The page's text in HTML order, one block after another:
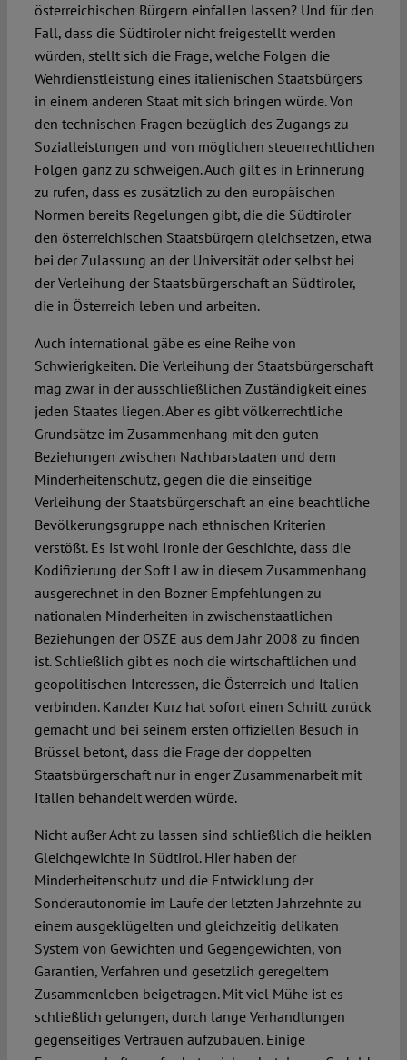
österreichischen Bürgern einfallen lassen? Und für den
Fall, dass die Südtiroler nicht freigestellt werden
würden, stellt sich die Frage, welche Folgen die
Wehrdienstleistung eines italienischen Staatsbürgers
in einem anderen Staat mit sich bringen würde. Von
den technischen Fragen bezüglich des Zugangs zu
Sozialleistungen und von möglichen steuerrechtlichen
Folgen ganz zu schweigen. Auch gilt es in Erinnerung
zu rufen, dass es zusätzlich zu den europäischen
Normen bereits Regelungen gibt, die die Südtiroler
den österreichischen Staatsbürgern gleichsetzen, etwa
bei der Zulassung an der Universität oder selbst bei
der Verleihung der Staatsbürgerschaft an Südtiroler,
die in Österreich leben und arbeiten.
Auch international gäbe es eine Reihe von
Schwierigkeiten. Die Verleihung der Staatsbürgerschaft
mag zwar in der ausschließlichen Zuständigkeit eines
jeden Staates liegen. Aber es gibt völkerrechtliche
Grundsätze im Zusammenhang mit den guten
Beziehungen zwischen Nachbarstaaten und dem
Minderheitenschutz, gegen die die einseitige
Verleihung der Staatsbürgerschaft an eine beachtliche
Bevölkerungsgruppe nach ethnischen Kriterien
verstößt. Es ist wohl Ironie der Geschichte, dass die
Kodifizierung der Soft Law in diesem Zusammenhang
ausgerechnet in den Bozner Empfehlungen zu
nationalen Minderheiten in zwischenstaatlichen
Beziehungen der OSZE aus dem Jahr 2008 zu finden
ist. Schließlich gibt es noch die wirtschaftlichen und
geopolitischen Interessen, die Österreich und Italien
verbinden. Kanzler Kurz hat sofort einen Schritt zurück
gemacht und bei seinem ersten offiziellen Besuch in
Brüssel betont, dass die Frage der doppelten
Staatsbürgerschaft nur in enger Zusammenarbeit mit
Italien behandelt werden würde.
Nicht außer Acht zu lassen sind schließlich die heiklen
Gleichgewichte in Südtirol. Hier haben der
Minderheitenschutz und die Entwicklung der
Sonderautonomie im Laufe der letzten Jahrzehnte zu
einem ausgeklügelten und gleichzeitig delikaten
System von Gewichten und Gegengewichten, von
Garantien, Verfahren und gesetzlich geregeltem
Zusammenleben beigetragen. Mit viel Mühe ist es
schließlich gelungen, durch lange Verhandlungen
gegenseitiges Vertrauen aufzubauen. Einige